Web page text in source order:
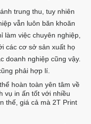
trung thu, tuy nhiên
vẫn luôn băn khoăn
làm việc chuyên nghiệp,
các cơ sở sản xuất họ
doanh nghiệp cũng vậy.
phải hợp lí.
hoàn toàn yên tâm về
vụ in ấn tốt với nhiều
thế, giá cả mà 2T Print